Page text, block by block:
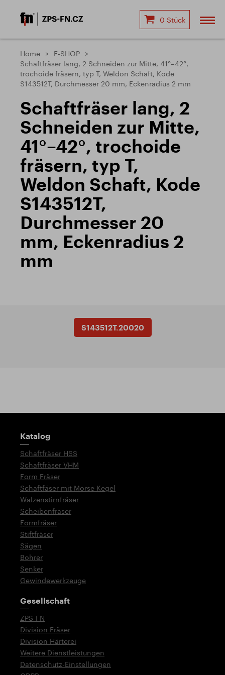
0 Stück
Home
E-SHOP
Schaftfräser lang, 2 Schneiden zur Mitte, 41°–42°,
trochoide fräsern, typ T, Weldon Schaft, Kode
S143512T, Durchmesser 20 mm, Eckenradius 2 mm
Schaftfräser lang, 2
Schneiden zur Mitte,
41°–42°, trochoide
fräsern, typ T,
Weldon Schaft, Kode
S143512T,
Durchmesser 20
mm, Eckenradius 2
mm
S143512T.20020
Wegweiser
Katalog
Schaftfräser HSS
Schaftfräser VHM
Form Fräser
Schaftfäser mit Morse Kegel
Walzenstirnfräser
Scheibenfräser
Formfräser
Stiftfräser
Sägen
Bohrer
Senker
Gewindewerkzeuge
Gesellschaft
ZPS-FN
Division Fräser
Division Härterei
Weitere Dienstleistungen
Datenschutz-Einstellungen